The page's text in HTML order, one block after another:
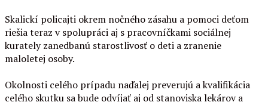
Skalickí policajti okrem nočného zásahu a pomoci deťom
riešia teraz v spolupráci aj s pracovníčkami sociálnej
kurately zanedbanú starostlivosť o deti a zranenie
maloletej osoby.
Okolnosti celého prípadu naďalej preverujú a kvalifikácia
celého skutku sa bude odvíjať aj od stanoviska lekárov a